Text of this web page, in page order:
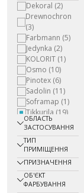
Dekoral (2)
Drewnochron
(3)
Farbmann (5)
Jedynka (2)
KOLORIT (1)
Osmo (10)
Pinotex (6)
Sadolin (11)
Soframap (1)
Tikkurila (19)
Ufarb(1)
ОБЛАСТЬ
ЗАСТОСУВАННЯ
ТИП
ПРИМІЩЕННЯ
ПРИЗНАЧЕННЯ
ОБ'ЄКТ
ФАРБУВАННЯ